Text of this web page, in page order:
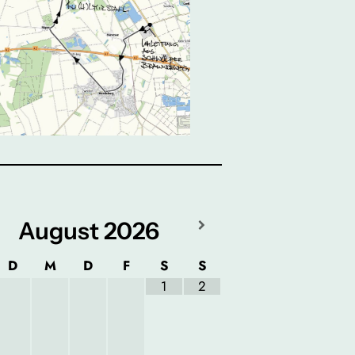
August2026
D M D F S
S
1
2